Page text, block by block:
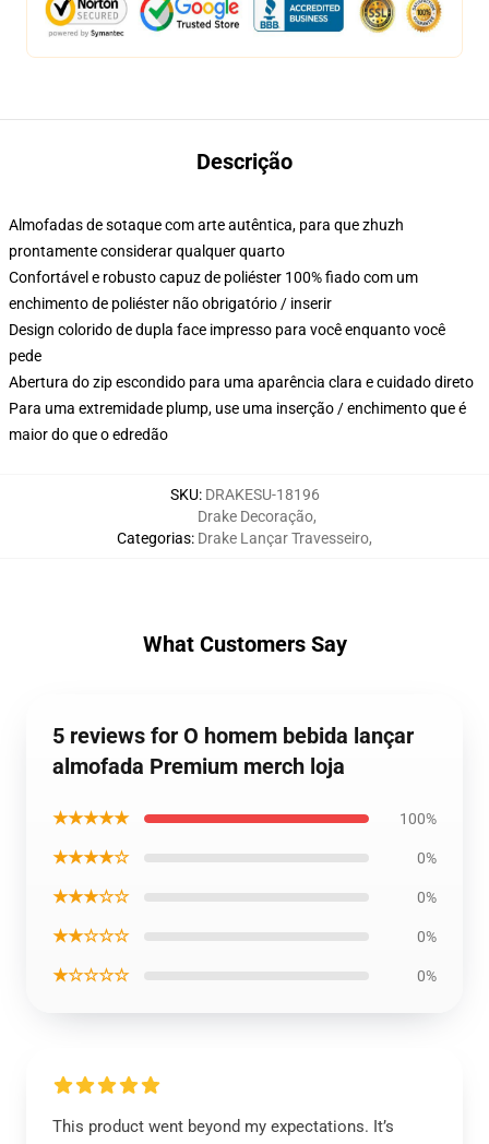
Descrição
Almofadas de sotaque com arte autêntica, para que zhuzh
prontamente considerar qualquer quarto
Confortável e robusto capuz de poliéster 100% fiado com um
enchimento de poliéster não obrigatório / inserir
Design colorido de dupla face impresso para você enquanto você
pede
Abertura do zip escondido para uma aparência clara e cuidado direto
Para uma extremidade plump, use uma inserção / enchimento que é
maior do que o edredão
SKU: DRAKESU-18196
Categorias:
Drake Decoração,
Drake Lançar Travesseiro,
What Customers Say
5 reviews for O homem bebida lançar
almofada Premium merch loja
★★★★★ 100%
★★★★☆ 0%
★★★☆☆ 0%
★★☆☆☆ 0%
★☆☆☆☆ 0%
This product went beyond my expectations. It’s